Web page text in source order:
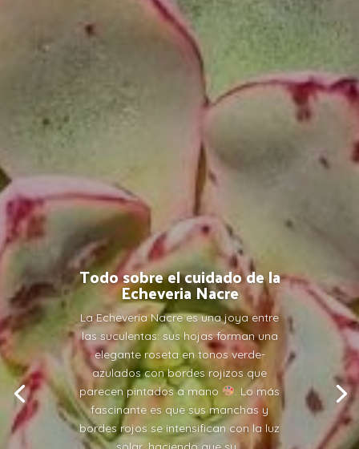
Todo sobre el cuidado de la
Echeveria Nacre
La Echeveria Nacre es una joya entre
las suculentas: sus hojas forman una
elegante roseta en tonos verde-
azulados con bordes rojizos que
parecen pintados a mano
. Lo más
fascinante es que sus manchas y
bordes rojos se intensifican con la luz